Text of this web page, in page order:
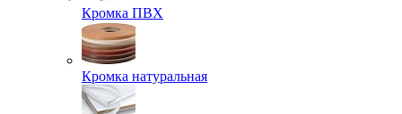
Кромка ПВХ
Кромка натуральная